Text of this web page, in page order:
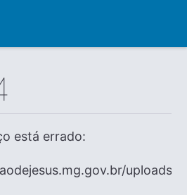
está errado:
uploads/